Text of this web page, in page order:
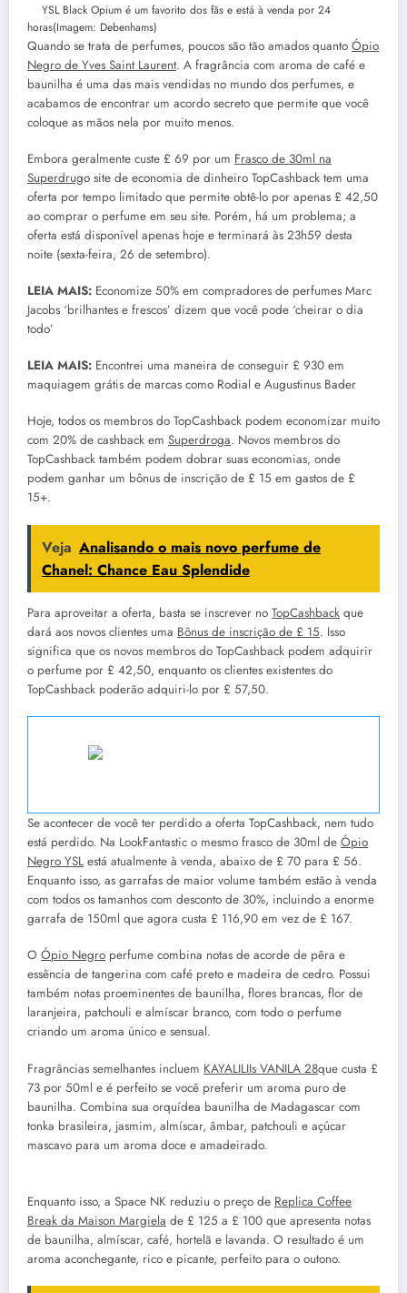
YSL Black Opium é um favorito dos fãs e está à venda por 24
horas(Imagem: Debenhams)
Quando se trata de perfumes, poucos são tão amados quanto Ópio
Negro de Yves Saint Laurent. A fragrância com aroma de café e
baunilha é uma das mais vendidas no mundo dos perfumes, e
acabamos de encontrar um acordo secreto que permite que você
coloque as mãos nela por muito menos.
Embora geralmente custe £ 69 por um Frasco de 30ml na
Superdrugo site de economia de dinheiro TopCashback tem uma
oferta por tempo limitado que permite obtê-lo por apenas £ 42,50
ao comprar o perfume em seu site. Porém, há um problema; a
oferta está disponível apenas hoje e terminará às 23h59 desta
noite (sexta-feira, 26 de setembro).
LEIA MAIS: Economize 50% em compradores de perfumes Marc
Jacobs ‘brilhantes e frescos’ dizem que você pode ‘cheirar o dia
todo’
LEIA MAIS: Encontrei uma maneira de conseguir £ 930 em
maquiagem grátis de marcas como Rodial e Augustinus Bader
Hoje, todos os membros do TopCashback podem economizar muito
com 20% de cashback em Superdroga. Novos membros do
TopCashback também podem dobrar suas economias, onde
podem ganhar um bônus de inscrição de £ 15 em gastos de £
15+.
Veja Analisando o mais novo perfume de
Chanel: Chance Eau Splendide
Para aproveitar a oferta, basta se inscrever no TopCashback que
dará aos novos clientes uma Bônus de inscrição de £ 15. Isso
significa que os novos membros do TopCashback podem adquirir
o perfume por £ 42,50, enquanto os clientes existentes do
TopCashback poderão adquiri-lo por £ 57,50.
Se acontecer de você ter perdido a oferta TopCashback, nem tudo
está perdido. Na LookFantastic o mesmo frasco de 30ml de Ópio
Negro YSL está atualmente à venda, abaixo de £ 70 para £ 56.
Enquanto isso, as garrafas de maior volume também estão à venda
com todos os tamanhos com desconto de 30%, incluindo a enorme
garrafa de 150ml que agora custa £ 116,90 em vez de £ 167.
O Ópio Negro perfume combina notas de acorde de pêra e
essência de tangerina com café preto e madeira de cedro. Possui
também notas proeminentes de baunilha, flores brancas, flor de
laranjeira, patchouli e almíscar branco, com todo o perfume
criando um aroma único e sensual.
Fragrâncias semelhantes incluem KAYALILIIs VANILA 28que custa £
73 por 50ml e é perfeito se você preferir um aroma puro de
baunilha. Combina sua orquídea baunilha de Madagascar com
tonka brasileira, jasmim, almíscar, âmbar, patchouli e açúcar
mascavo para um aroma doce e amadeirado.
Enquanto isso, a Space NK reduziu o preço de Replica Coffee
Break da Maison Margiela de £ 125 a £ 100 que apresenta notas
de baunilha, almíscar, café, hortelã e lavanda. O resultado é um
aroma aconchegante, rico e picante, perfeito para o outono.